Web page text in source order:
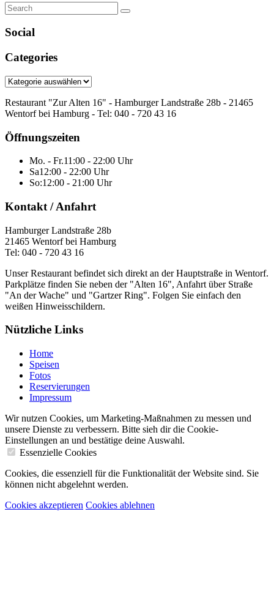
Search
for:
Search
Social
Categories
Categories
Restaurant "Zur Alten 16" - Hamburger Landstraße 28b - 21465
Wentorf bei Hamburg - Tel: 040 - 720 43 16
Öffnungszeiten
Mo. - Fr.11:00 - 22:00 Uhr
Sa12:00 - 22:00 Uhr
So:12:00 - 21:00 Uhr
Kontakt / Anfahrt
Hamburger Landstraße 28b
21465 Wentorf bei Hamburg
Tel: 040 - 720 43 16
Unser Restaurant befindet sich direkt an der Hauptstraße in Wentorf.
Parkplätze finden Sie neben der "Alten 16", Anfahrt über Straße
"An der Wache" und "Gartzer Ring". Folgen Sie einfach den
weißen Hinweisschildern.
Nützliche Links
Home
Speisen
Fotos
Reservierungen
Impressum
Wir nutzen Cookies, um Marketing-Maßnahmen zu messen und
unsere Dienste zu verbessern. Bitte sieh dir die Cookie-
Einstellungen an und bestätige deine Auswahl.
Essenzielle Cookies
Cookies, die essenziell für die Funktionalität der Website sind. Sie
können nicht abgelehnt werden.
Cookies akzeptieren Cookies ablehnen